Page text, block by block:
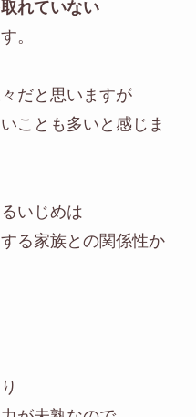
れていない
。
だと思いますが
ことも多いと感じま
いじめは
る家族との関係性か